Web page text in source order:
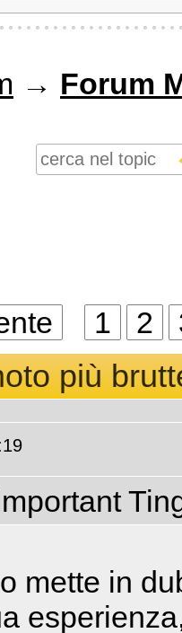
→ Forum
1 2
più
mette in